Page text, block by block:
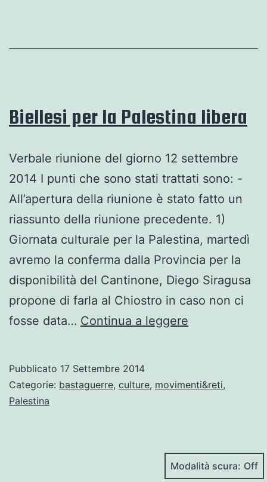
TAV)
Biellesi per la Palestina libera
Verbale riunione del giorno 12 settembre
2014 I punti che sono stati trattati sono: -
All’apertura della riunione è stato fatto un
riassunto della riunione precedente. 1)
Giornata culturale per la Palestina, martedì
avremo la conferma dalla Provincia per la
disponibilità del Cantinone, Diego Siragusa
propone di farla al Chiostro in caso non ci
fosse data… Continua a leggere
Palestina
Pubblicato 17 Settembre 2014
Categorie: bastaguerre, culture, movimenti&reti,
Palestina
Modalità scura: